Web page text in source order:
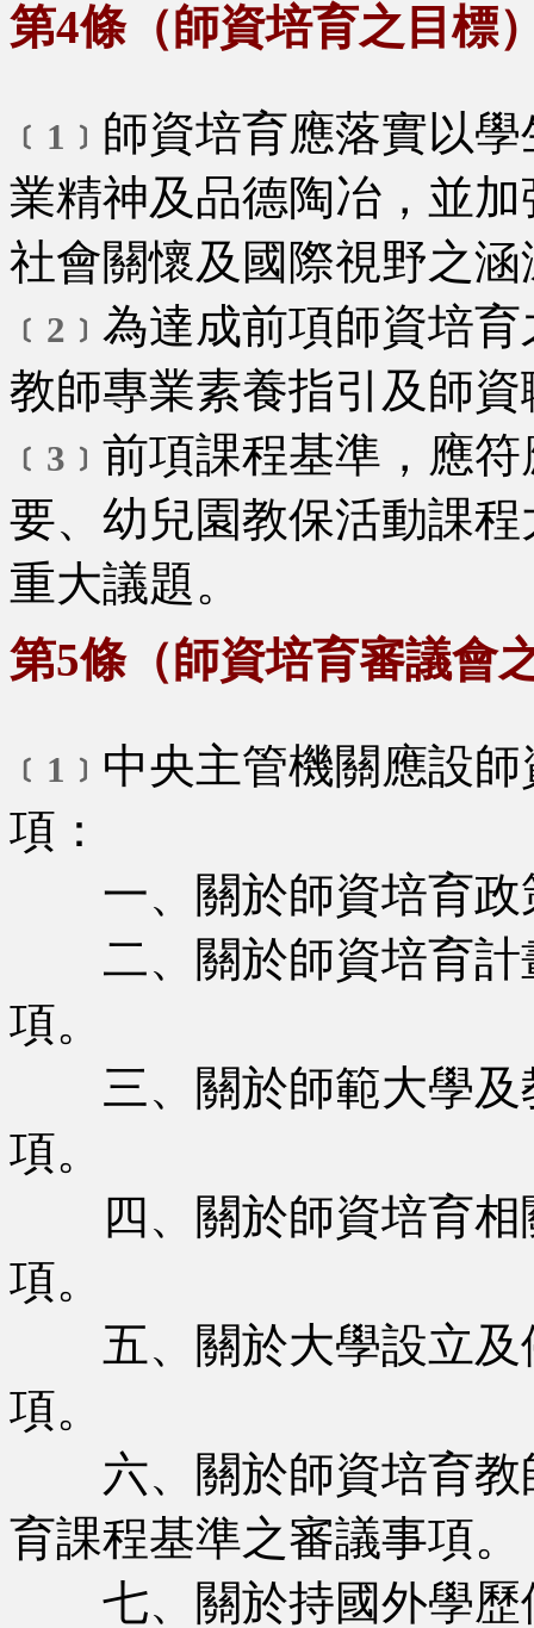
第4條（師資培育之目標
﹝1﹞ 師資培育應落實以
業精神及品德陶冶，並
社會關懷及國際視野之涵
﹝2﹞ 為達成前項師資培
教師專業素養指引及師
﹝3﹞ 前項課程基準，應
要、幼兒園教保活動課
重大議題。
第5條（師資培育審議會
﹝1﹞ 中央主管機關應設
項：
一、關於師資培育政
二、關於師資培育計
項。
三、關於師範大學及
項。
四、關於師資培育相
項。
五、關於大學設立及
項。
六、關於師資培育教
育課程基準之審議事項。
七、關於持國外學歷